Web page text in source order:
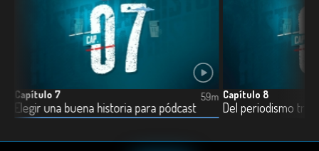
Capítulo 7
Elegir una buena historia para pódcast
59m Capítulo 8